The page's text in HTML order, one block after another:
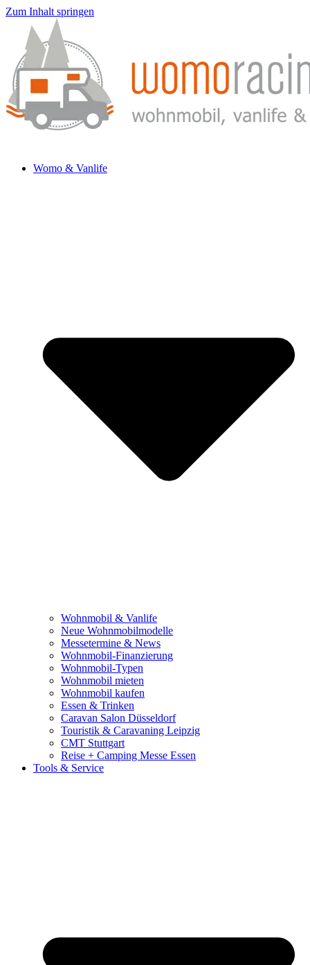
Zum Inhalt springen
Womo & Vanlife
Wohnmobil & Vanlife
Neue Wohnmobilmodelle
Messetermine & News
Wohnmobil-Finanzierung
Wohnmobil-Typen
Wohnmobil mieten
Wohnmobil kaufen
Essen & Trinken
Caravan Salon Düsseldorf
Touristik & Caravaning Leipzig
CMT Stuttgart
Reise + Camping Messe Essen
Tools & Service